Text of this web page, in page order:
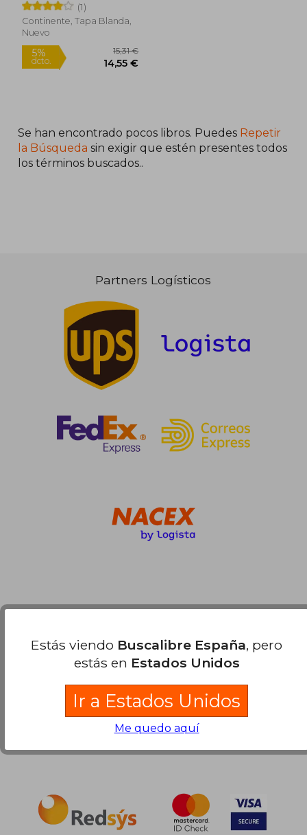
(1)
Continente, Tapa Blanda,
Nuevo
5%
dcto.
15,31 €
14,55 €
Se han encontrado pocos libros. Puedes Repetir
la Búsqueda sin exigir que estén presentes todos
los términos buscados..
Partners Logísticos
Compra Segura
Estás viendo Buscalibre España, pero
estás en Estados Unidos
Ir a Estados Unidos
Me quedo aquí